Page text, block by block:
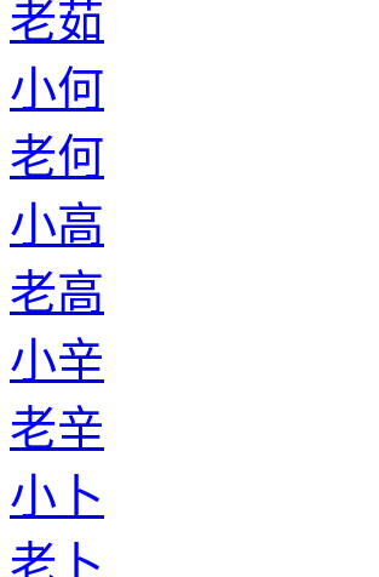
老茹
小何
老何
小高
老高
小辛
老辛
小卜
老卜